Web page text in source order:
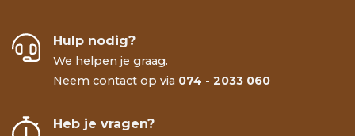
Hulp nodig?
We helpen je graag.
Neem contact op via 074 - 2033 060
Heb je vragen?